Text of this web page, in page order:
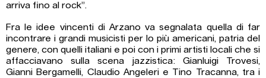
arriva fino al rock”.
Fra le idee vincenti di Arzano va segnalata quella di far
incontrare i grandi musicisti per lo più americani, patria del
genere, con quelli italiani e poi con i primi artisti locali che si
affacciavano sulla scena jazzistica: Gianluigi Trovesi,
Gianni Bergamelli, Claudio Angeleri e Tino Tracanna, tra i